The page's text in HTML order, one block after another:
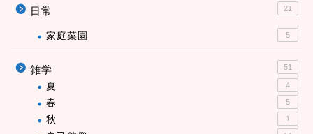
日常 21
家庭菜園 5
雑学 51
夏 4
春 5
秋 1